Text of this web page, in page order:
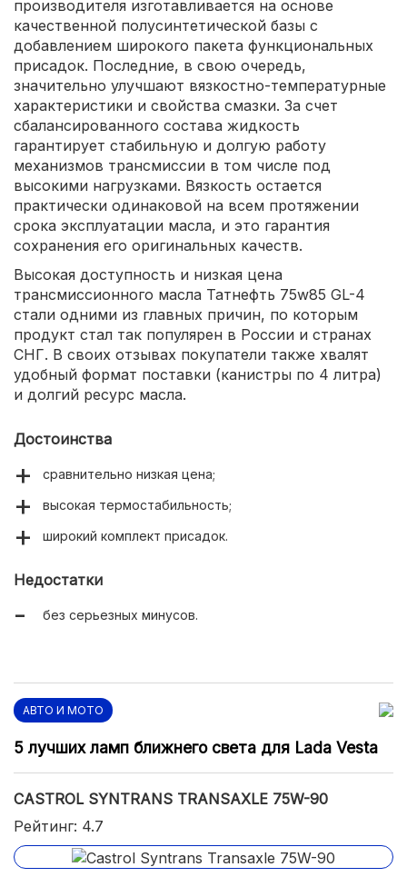
производителя изготавливается на основе
качественной полусинтетической базы с
добавлением широкого пакета функциональных
присадок. Последние, в свою очередь,
значительно улучшают вязкостно-температурные
характеристики и свойства смазки. За счет
сбалансированного состава жидкость
гарантирует стабильную и долгую работу
механизмов трансмиссии в том числе под
высокими нагрузками. Вязкость остается
практически одинаковой на всем протяжении
срока эксплуатации масла, и это гарантия
сохранения его оригинальных качеств.
Высокая доступность и низкая цена
трансмиссионного масла Татнефть 75w85 GL-4
стали одними из главных причин, по которым
продукт стал так популярен в России и странах
СНГ. В своих отзывах покупатели также хвалят
удобный формат поставки (канистры по 4 литра)
и долгий ресурс масла.
Достоинства
сравнительно низкая цена;
высокая термостабильность;
широкий комплект присадок.
Недостатки
без серьезных минусов.
АВТО И МОТО
5 лучших ламп ближнего света для Lada Vesta
CASTROL SYNTRANS TRANSAXLE 75W-90
Рейтинг: 4.7